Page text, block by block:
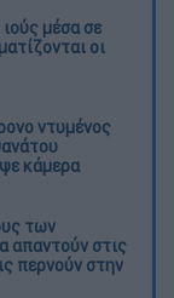
μέσα σε
οι
ντυμένος
κάμερα
των
απαντούν στις
περνούν στην